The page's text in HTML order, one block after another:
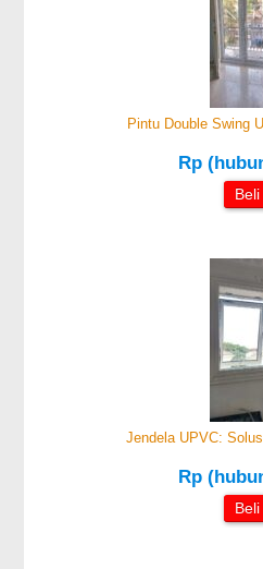
Pintu Double Swing
Rp
Beli
Jendela UPVC:
Rp
Beli